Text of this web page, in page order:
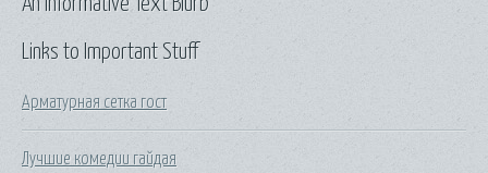
Links to Important Stuff
Арматурная сетка гост
Лучшие комедии гайдая